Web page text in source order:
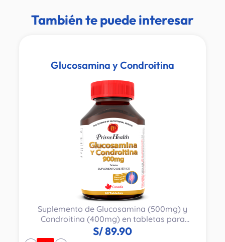
También te puede interesar
Glucosamina y Condroitina
Suplemento de Glucosamina (500mg) y
Condroitina (400mg) en tabletas para
articulaciones. Fabricado en Canada por Prime
Health. Frasco con 60 tabletas.
S/89.90